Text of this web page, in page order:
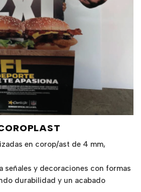
en corop/ast de 4 mm,
señales y decoraciones con formas
durabilidad y un acabado